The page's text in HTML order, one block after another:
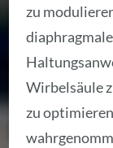
zu
Wirbelsäule
zu